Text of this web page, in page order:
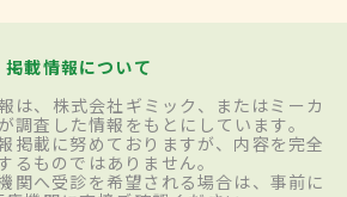
掲載情報について
は、株式会社ギミック、またはミーカ
調査した情報をもとにしています。
掲載に努めておりますが、内容を完全
るものではありません。
関へ受診を希望される場合は、事前に